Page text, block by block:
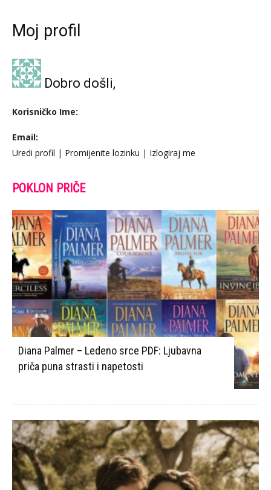
Moj profil
Dobro došli,
Korisničko Ime:
Email:
Uredi profil | Promijenite lozinku | Izlogiraj me
POKLON PRIČE
Diana Palmer – Ledeno srce PDF: Ljubavna
priča puna strasti i napetosti